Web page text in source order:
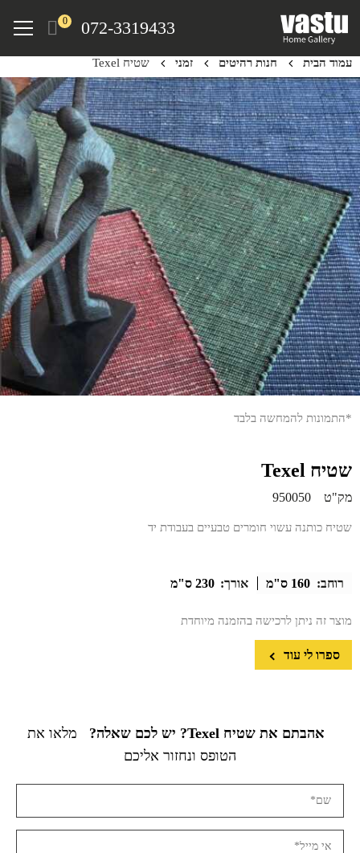
content
072-3319433
0
Menu
עמוד הבית חנות רהיטים זמני שטיח Texel
*התמונות להמחשה בלבד
שטיח Texel
מק"ט 950050
שטיח כותנה עשוי חומרים טבעיים בעבודת יד
רוחב: 160 ס"מ אורך: 230 ס"מ
מוצר זה ניתן לרכישה בהזמנה מיוחדת
ספרו לי עוד
אהבתם את שטיח Texel? יש לכם שאלה?
מלאו את
הטופס ונחזור אליכם